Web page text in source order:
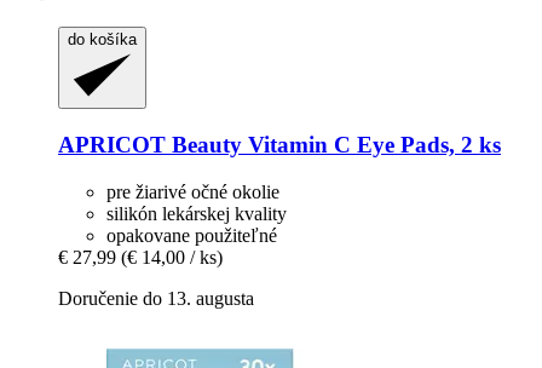
do košíka
APRICOT Beauty Vitamin C Eye Pads, 2 ks
pre žiarivé očné okolie
silikón lekárskej kvality
opakovane použiteľné
€ 27,99 (€ 14,00 / ks)
Doručenie do 13. augusta